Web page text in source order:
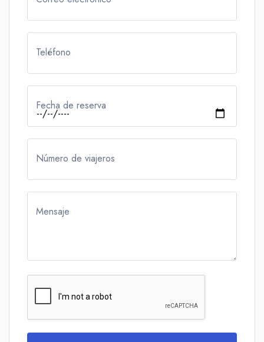
Teléfono
Fecha de reserva
Número de viajeros
Mensaje